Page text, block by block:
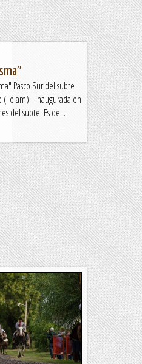
Pasco Sur del subte
(Telam).- Inaugurada en
del subte. Es de...